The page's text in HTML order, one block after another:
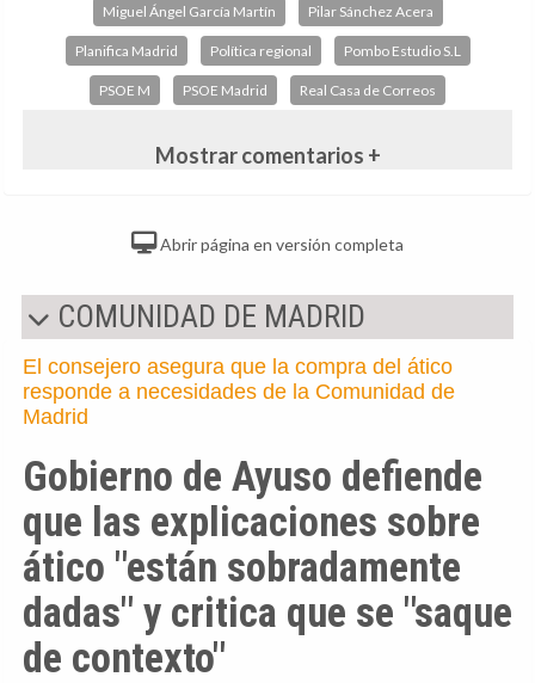
Miguel Ángel García Martín Pilar Sánchez Acera
Planifica Madrid Política regional Pombo Estudio S.L
PSOE M PSOE Madrid Real Casa de Correos
Mostrar comentarios +
Abrir página en versión completa
COMUNIDAD DE MADRID
El consejero asegura que la compra del ático
responde a necesidades de la Comunidad de
Madrid
Gobierno de Ayuso defiende
que las explicaciones sobre
ático "están sobradamente
dadas" y critica que se "saque
de contexto"